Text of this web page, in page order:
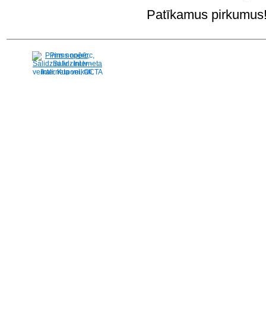
Patīkamus
Pirms nopērc,
Salidzini.lv - Interneta
veikali, Kuponi, OCTA